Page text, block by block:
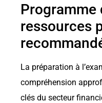
Programme
ressources
La préparation à
compréhension
clés du secteur